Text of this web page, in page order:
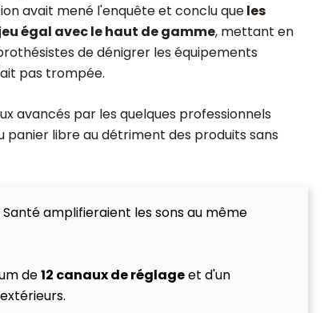
avait mené l'enquête et conclu queles
égal avec le haut de gamme, mettant en
de dénigrer les équipements
pas trompée.
avancés par les quelques professionnels
libre au détriment des produits sans
Santé amplifieraient les sons au même
de12 canaux de réglageet d'un